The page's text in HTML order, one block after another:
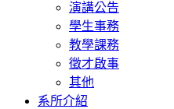
演講公告
學生事務
教學課務
徵才啟事
其他
系所介紹